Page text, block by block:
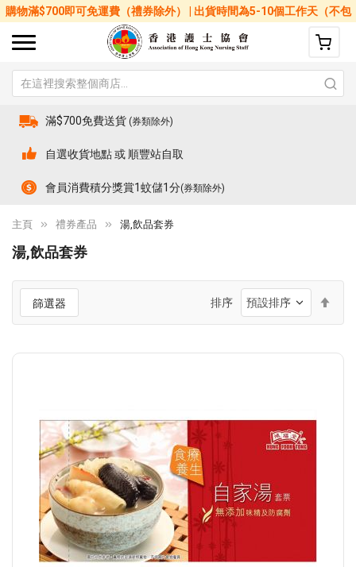
購物滿$700即可免運費（禮券除外） | 出貨時間為5-10個工作天（不包
括星期六、日及公眾假期）
滿$700免費送貨 (券類除外)
自選收貨地點 或 順豐站自取
會員消費積分獎賞1蚊儲1分(券類除外)
主頁 禮券產品 湯,飲品套券
湯,飲品套券
篩選器 排序
降